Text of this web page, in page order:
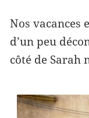
Nos vacances
d’un peu
côté de Sarah